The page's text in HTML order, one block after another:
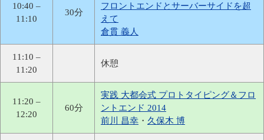
10:40 –
11:10
30分
フロントエンドとサーバーサイドを超
えて
倉貫 義人
11:10 –
11:20
休憩
11:20 –
12:20
60分
実践 大都会式 プロトタイピング＆フロ
ントエンド 2014
前川 昌幸 ・ 久保木 博